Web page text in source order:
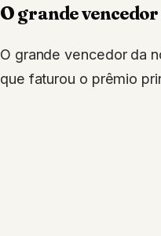
O grande
O grande vencedor da
que faturou o prêmio